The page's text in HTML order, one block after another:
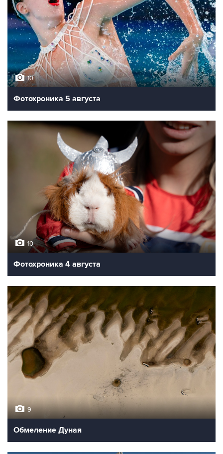
10
Фотохроника 5 августа
10
Фотохроника 4 августа
9
Обмеление Дуная